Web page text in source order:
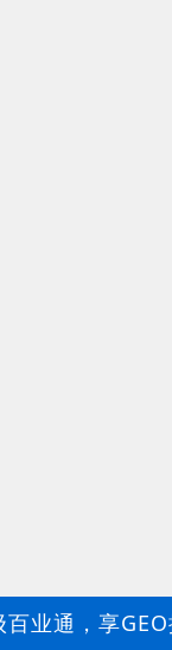
百业通，享